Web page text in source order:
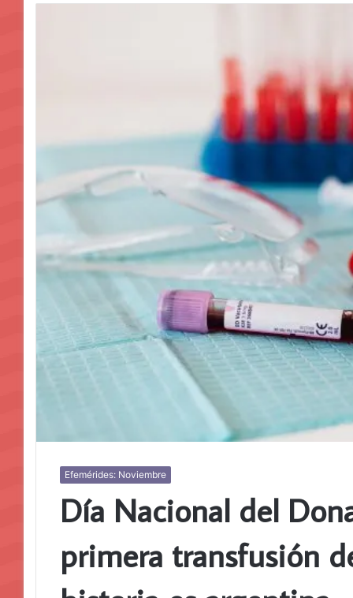
Efemérides: Noviembre
Día Nacional del
primera transfusión